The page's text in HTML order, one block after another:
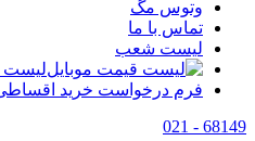
وتوس مگ
تماس با ما
لیست شعب
لیست
فرم درخواست خرید
68149 - 021